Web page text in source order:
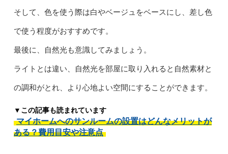
そして、色を使う際は白やベージュをベースにし、差し色
で使う程度がおすすめです。
最後に、自然光も意識してみましょう。
ライトとは違い、自然光を部屋に取り入れると自然素材と
の調和がとれ、より心地よい空間にすることができます。
▼この記事も読まれています
マイホームへのサンルームの設置はどんなメリットが
ある？費用目安や注意点